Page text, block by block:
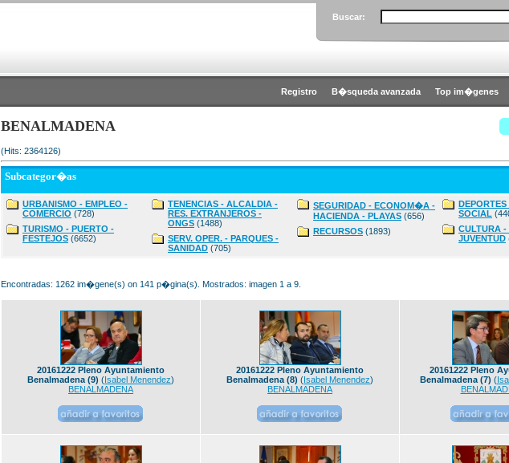
Buscar:
Registro B�squeda avanzada Top im�genes
BENALMADENA
(Hits: 2364126)
Subcategor�as
URBANISMO - EMPLEO -
COMERCIO (728)
TURISMO - PUERTO -
FESTEJOS (6652)
TENENCIAS - ALCALDIA -
RES. EXTRANJEROS -
ONGS (1488)
SERV. OPER. - PARQUES -
SANIDAD (705)
SEGURIDAD - ECONOM�A -
HACIENDA - PLAYAS (656)
RECURSOS (1893)
SOCIAL
CULTURA -
JUVENTUD
Encontradas: 1262 im�gene(s) on 141 p�gina(s). Mostrados: imagen 1 a 9.
20161222 Pleno Ayuntamiento
Benalmadena (9) (Isabel Menendez)
BENALMADENA
20161222 Pleno Ayuntamiento
Benalmadena (8) (Isabel Menendez)
BENALMADENA
20161222 Pleno
Benalmadena (7) (